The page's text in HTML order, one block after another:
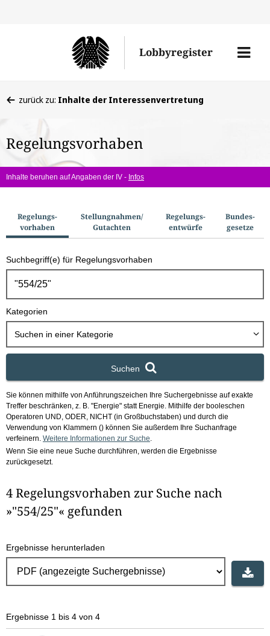
den
Lobbyregister
Menü
befinden
hier:
zurück zu: Inhalte der Interessenvertretung
Regelungsvorhaben
Inhalte beruhen auf Angaben der IV - Infos
u
c
h
o
Regelungs­
vorhaben
Stellungnahmen/​
Gutachten
Regelungs­
entwürfe
Bundes­
gesetze
Suchbegriff(e) für Regelungsvorhaben
Kategorien
Suchen in einer Kategorie
Suchen
Sie können mithilfe von Anführungszeichen Ihre Suchergebnisse auf exakte
Treffer beschränken, z. B. "Energie" statt Energie. Mithilfe der booleschen
Operatoren UND, ODER, NICHT (in Großbuchstaben) und durch die
Verwendung von Klammern () können Sie außerdem Ihre Suchanfrage
verfeinern. Weitere Informationen zur Suche
Wenn Sie eine neue Suche durchführen, werden die Ergebnisse
zurückgesetzt.
4 Regelungsvorhaben zur Suche nach
»"554/25"« gefunden
Ergebnisse herunterladen
Ergebnisse 1 bis 4 von 4